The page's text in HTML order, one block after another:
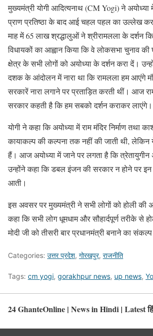
मुख्यमंत्री योगी आदित्यनाथ (CM Yogi) ने अयोध्या
प्राण प्रतिष्ठा के बाद आई चहल पहल का उल्लेख
माह में 65 लाख श्रद्धालुओं ने श्रीरामलला के दर्शन
विधायकों का आह्वान किया कि वे लोकसभा चुनाव की
क्षेत्र के सभी लोगों को अयोध्या के दर्शन करा दें।
दशक के आंदोलन में नारा था कि रामलला हम आएंगे
सरकारें नारा लगाने पर प्रताड़ित करती थीं। आज
सरकार कहती है कि हम सबको दर्शन कराकर लाएंगे।
योगी ने कहा कि अयोध्या में राम मंदिर निर्माण तथा
कायाकल्प की कल्पना तक नहीं की जाती थी, लेकिन
हैं। आज अयोध्या में जाने पर लगता है कि त्रेतायुगीन
उन्होंने कहा कि डबल इंजन की सरकार न होने पर इन
आती।
इस अवसर पर मुख्यमंत्री ने सभी लोगों को होली की
कहा कि सभी लोग धूमधाम और सौहार्दपूर्ण तरीके से
मोदी जी को तीसरी बार प्रधानमंत्री बनाने का
Categories: उत्तर प्रदेश, गोरखपुर, राजनीति
Tags: cm yogi, gorakhpur news, up news,
24 GhanteOnline | News in Hindi | Latest